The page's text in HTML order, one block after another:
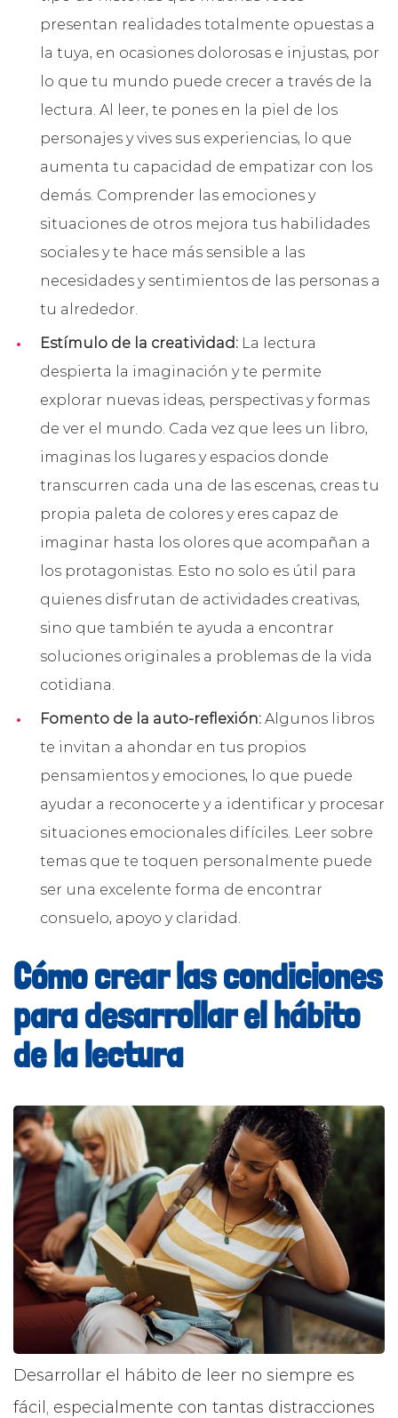
presentan realidades totalmente opuestas a
la tuya, en ocasiones dolorosas e injustas, por
lo que tu mundo puede crecer a través de la
lectura. Al leer, te pones en la piel de los
personajes y vives sus experiencias, lo que
aumenta tu capacidad de empatizar con los
demás. Comprender las emociones y
situaciones de otros mejora tus habilidades
sociales y te hace más sensible a las
necesidades y sentimientos de las personas a
tu alrededor.
Estímulo de la creatividad: La lectura
despierta la imaginación y te permite
explorar nuevas ideas, perspectivas y formas
de ver el mundo. Cada vez que lees un libro,
imaginas los lugares y espacios donde
transcurren cada una de las escenas, creas tu
propia paleta de colores y eres capaz de
imaginar hasta los olores que acompañan a
los protagonistas. Esto no solo es útil para
quienes disfrutan de actividades creativas,
sino que también te ayuda a encontrar
soluciones originales a problemas de la vida
cotidiana.
Fomento de la auto-reflexión: Algunos libros
te invitan a ahondar en tus propios
pensamientos y emociones, lo que puede
ayudar a reconocerte y a identificar y procesar
situaciones emocionales difíciles. Leer sobre
temas que te toquen personalmente puede
ser una excelente forma de encontrar
consuelo, apoyo y claridad.
Cómo crear las condiciones
para desarrollar el hábito
de la lectura
Desarrollar el hábito de leer no siempre es
fácil, especialmente con tantas distracciones